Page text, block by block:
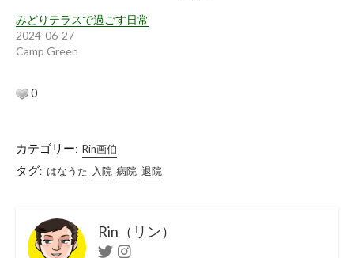
みどりテラスで過ごす日常
2024-06-27
Camp Green
0
カテゴリー: Rin画伯
タグ: はなうた 入院 病院 退院
Rin（リン）
TwitterInstagram